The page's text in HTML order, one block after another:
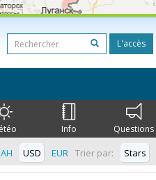
L'accès
Info Questions
Trier par: Stars
USD EUR